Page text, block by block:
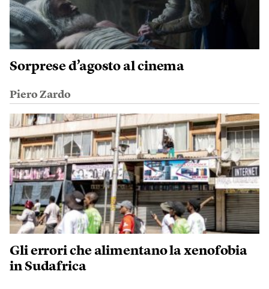
Sorprese d’agosto al cinema
Piero Zardo
Gli errori che alimentano la xenofobia
in Sudafrica